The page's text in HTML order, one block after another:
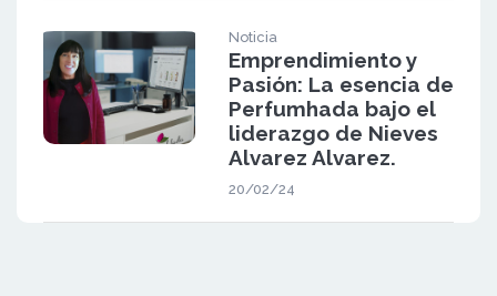
Noticia
Emprendimiento y
Pasión: La esencia de
Perfumhada bajo el
liderazgo de Nieves
Alvarez Alvarez.
20/02/24